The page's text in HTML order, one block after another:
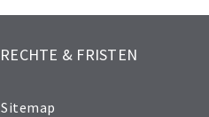
RECHTE & FRISTEN
Sitemap